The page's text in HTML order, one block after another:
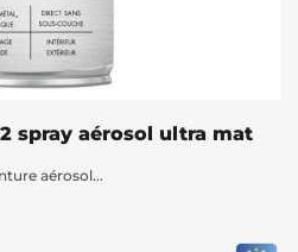
spray aérosol ultra mat
aérosol...